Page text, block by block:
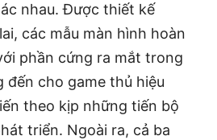
nhau. Được thiết kế
các mẫu màn hình hoàn
phần cứng ra mắt trong
đến cho game thủ hiệu
theo kịp những tiến bộ
triển. Ngoài ra, cả ba